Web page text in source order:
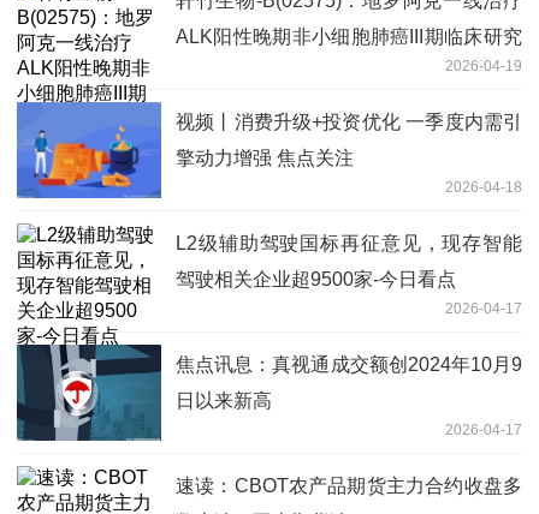
ALK阳性晚期非小细胞肺癌III期临床研究
2026-04-19
视频丨消费升级+投资优化 一季度内需引
擎动力增强 焦点关注
2026-04-18
L2级辅助驾驶国标再征意见，现存智能
驾驶相关企业超9500家-今日看点
2026-04-17
焦点讯息：真视通成交额创2024年10月9
日以来新高
2026-04-17
速读：CBOT农产品期货主力合约收盘多